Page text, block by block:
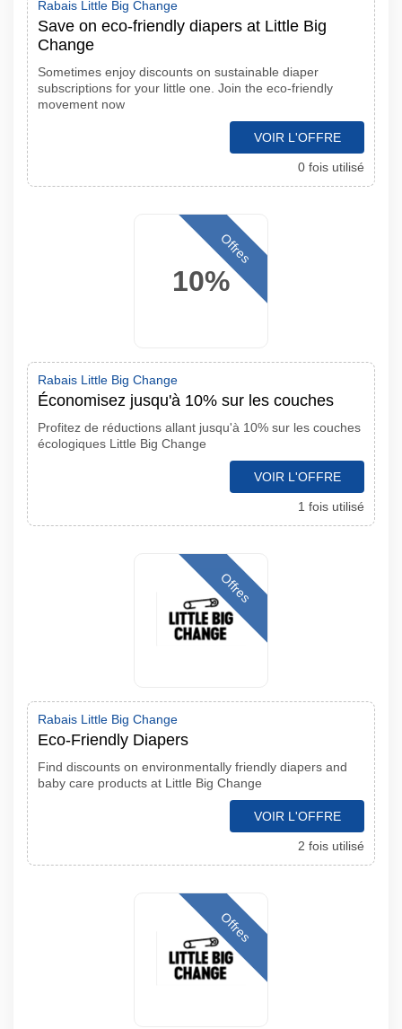
Rabais Little Big Change
Save on eco-friendly diapers at Little Big
Change
Sometimes enjoy discounts on sustainable diaper
subscriptions for your little one. Join the eco-friendly
movement now
VOIR L'OFFRE
0 fois utilisé
10%
Offres
Rabais Little Big Change
Économisez jusqu'à 10% sur les couches
Profitez de réductions allant jusqu'à 10% sur les couches
écologiques Little Big Change
VOIR L'OFFRE
1 fois utilisé
Offres
Rabais Little Big Change
Eco-Friendly Diapers
Find discounts on environmentally friendly diapers and
baby care products at Little Big Change
VOIR L'OFFRE
2 fois utilisé
Offres